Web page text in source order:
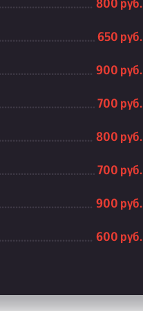
800 руб.
650 руб.
900 руб.
700 руб.
800 руб.
700 руб.
900 руб.
600 руб.